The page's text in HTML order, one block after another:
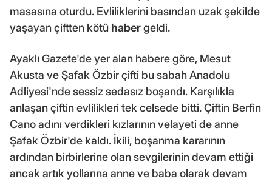
masasına oturdu. Evliliklerini basından uzak şekilde
yaşayan çiftten kötü habergeldi.
Ayaklı Gazete'de yer alan habere göre, Mesut
Akusta ve Şafak Özbir çifti bu sabah Anadolu
Adliyesi'nde sessiz sedasız boşandı. Karşılıkla
anlaşan çiftin evlilikleri tek celsede bitti. Çiftin Berfin
Cano adını verdikleri kızlarının velayeti de anne
Şafak Özbir'de kaldı. İkili, boşanma kararının
ardından birbirlerine olan sevgilerinin devam ettiği
ancak artık yollarına anne ve baba olarak devam